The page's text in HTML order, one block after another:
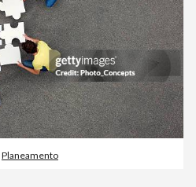
Planeamento